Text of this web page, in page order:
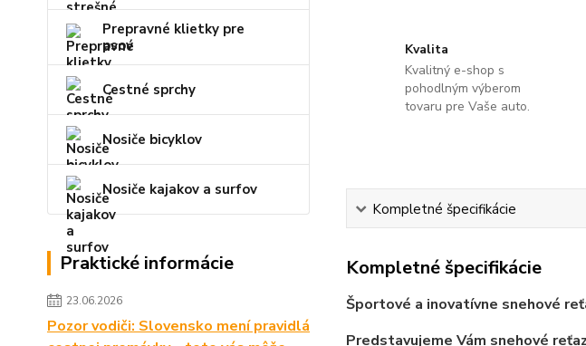
Prepravné klietky pre
psov
Cestné sprchy
Nosiče bicyklov
Nosiče kajakov a surfov
Praktické informácie
23.06.2026
Pozor vodiči: Slovensko mení pravidlá
Kvalita
Kvalitný e-shop s
pohodlným výberom
tovaru pre Vaše auto.
Kompletné špecifikácie
Kompletné špecifikácie
Športové a inovatívne snehové
Predstavujeme Vám snehové